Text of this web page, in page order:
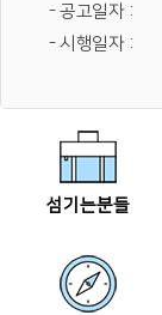
- 공고일자 :
- 시행일자 :
섬기는분들